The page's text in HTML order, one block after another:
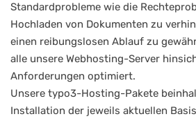
Standardprobleme wie die
Hochladen von Dokumenten zu
einen reibungslosen Ablauf zu
alle unsere Webhosting-Server
Anforderungen optimiert.
Unsere typo3-Hosting-Pakete
Installation der jeweils aktuellen